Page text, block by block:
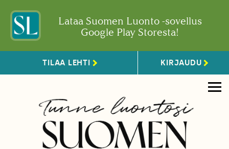
Lataa Suomen Luonto -sovellus
Google Play Storesta!
TILAA LEHTI KIRJAUDU